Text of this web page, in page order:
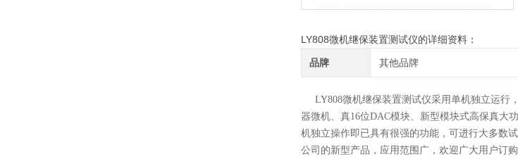
LY808微机继保装置测试仪的详细资料：
品牌 其他品牌
LY808微机继保装置测试仪采用单机独立运行
器微机、真16位DAC模块、新型模块式高保真大
机独立操作即已具有很强的功能，可进行大多数
公司的新型产品，应用范围广，欢迎广大用户订购